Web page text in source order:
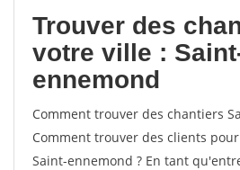
Trouver des
votre ville :
ennemond
Comment trouver des chantiers
Comment trouver des clients
Saint-ennemond ? En tant